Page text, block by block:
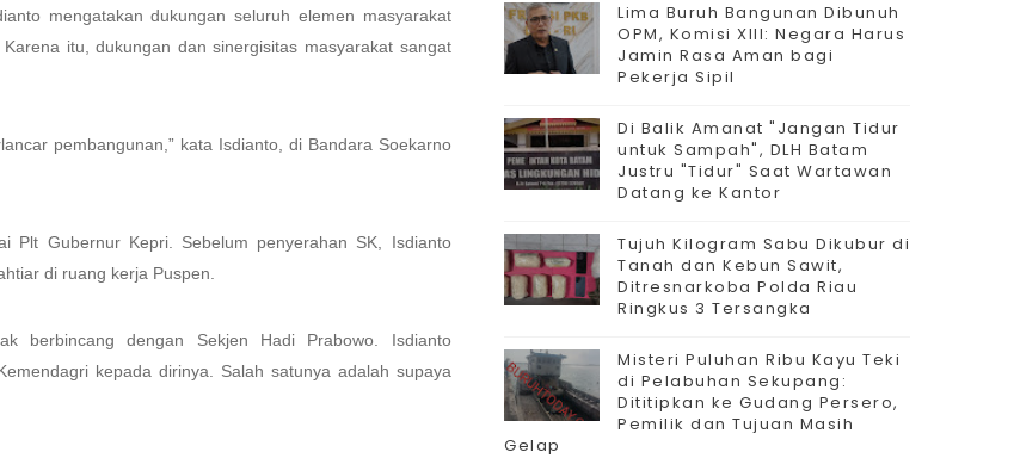
mengatakan dukungan seluruh elemen masyarakat
itu, dukungan dan sinergisitas masyarakat sangat
pembangunan,” kata Isdianto, di Bandara Soekarno
Plt Gubernur Kepri. Sebelum penyerahan SK, Isdianto
di ruang kerja Puspen.
berbincang dengan Sekjen Hadi Prabowo. Isdianto
kepada dirinya. Salah satunya adalah supaya
Lima Buruh Bangunan Dibunuh
OPM, Komisi XIII: Negara Harus
Jamin Rasa Aman bagi
Pekerja Sipil
Di Balik Amanat "Jangan Tidur
untuk Sampah", DLH Batam
Justru "Tidur" Saat Wartawan
Datang ke Kantor
Tujuh Kilogram Sabu Dikubur di
Tanah dan Kebun Sawit,
Ditresnarkoba Polda Riau
Ringkus 3 Tersangka
Misteri Puluhan Ribu Kayu Teki
di Pelabuhan Sekupang:
Dititipkan ke Gudang Persero,
Pemilik dan Tujuan Masih
Gelap